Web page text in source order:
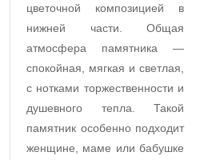
цветочной композицией в
нижней части. Общая
атмосфера памятника —
спокойная, мягкая и светлая,
с нотками торжественности и
душевного тепла. Такой
памятник особенно подходит
женщине, маме или бабушке